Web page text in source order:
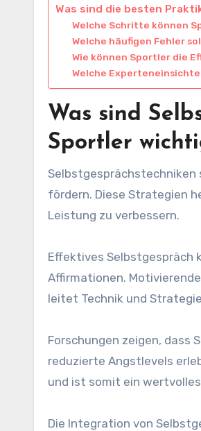
Was sind die besten
Welche Schritte können
Welche häufigen Fehler
Wie können Sportler die
Welche
Was sind
Sportler
Selbstgesprächstechniken
fördern. Diese Strategien
Leistung zu verbessern.
Effektives Selbstgespräch
Affirmationen.
leitet Technik und
Forschungen zeigen, dass
reduzierte Angstlevels
und ist somit ein
Die Integration von